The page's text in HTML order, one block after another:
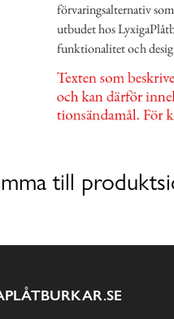
förvaringsalternativ
utbudet hos
funktionalitet och
till